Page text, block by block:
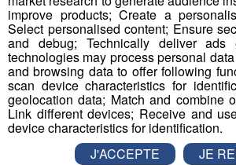
financier important, qui pèse sur toute
En France, les salariés sont plus
leurs collègues des autres pays
musculo-squelettiques sont la
maladies professionnelles,
poignet et de la main.
Exemples d’actions à entreprendre
improve products; Create a
Select personalised content; Ensure
and debug; Technically deliver ads
technologies may process personal
and browsing data to offer following
scan device characteristics for
geolocation data; Match and combine
Link different devices; Receive and
device characteristics for identification.
J'ACCEPTE
JE